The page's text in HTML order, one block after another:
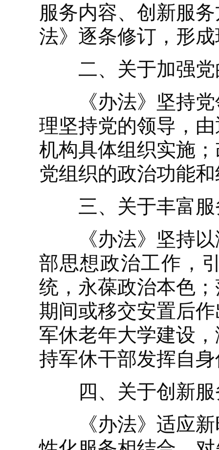
服务内容、创新服
法》逐条修订，形
二、关于加强党
《办法》坚持党
理坚持党的领导，
机构具体组织实施
党组织的政治功能
三、关于丰富服
《办法》坚持以
部思想政治工作，
统，永葆政治本色
期间或移交安置后
军休老年大学建设
持军休干部发挥自
四、关于创新服
《办法》适应新